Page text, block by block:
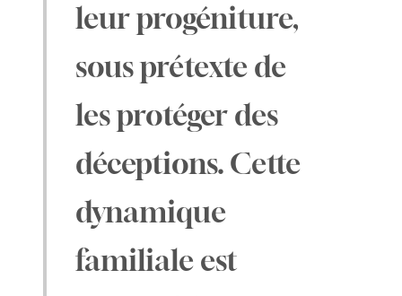
leur progéniture,
sous prétexte de
les protéger des
déceptions. Cette
dynamique
familiale est